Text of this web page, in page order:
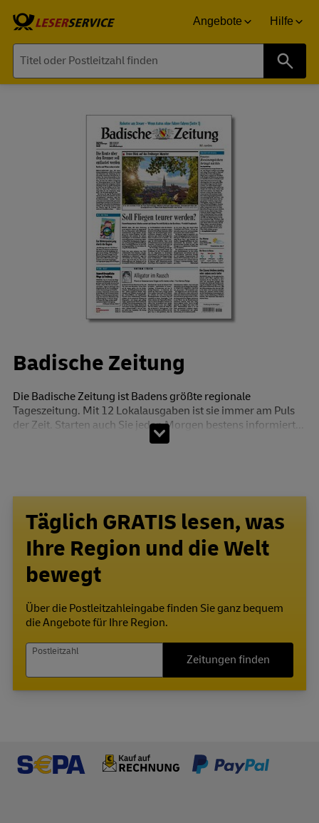
Angebote Hilfe
Badische Zeitung
Die Badische Zeitung ist Badens größte regionale
Tageszeitung. Mit 12 Lokalausgaben ist sie immer am Puls
der Zeit. Starten auch Sie jeden Morgen bestens informiert...
Täglich GRATIS lesen, was
Ihre Region und die Welt
bewegt
Über die Postleitzahleingabe finden Sie ganz bequem
die Angebote für Ihre Region.
Postleitzahl
Zeitungen finden